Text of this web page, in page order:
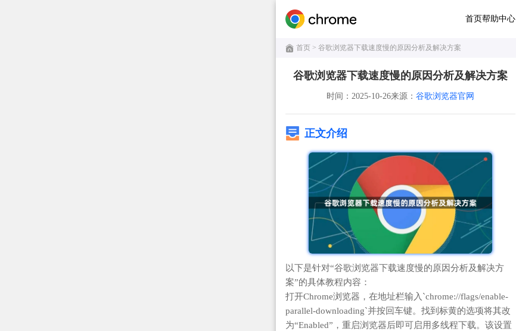
首页帮助中心
首页 > 谷歌浏览器下载速度慢的原因分析及解决方案
谷歌浏览器下载速度慢的原因分析及解决方案
时间：2025-10-26来源： 谷歌浏览器官网
正文介绍
以下是针对“谷歌浏览器下载速度慢的原因分析及解决方
案”的具体教程内容：
打开Chrome浏览器，在地址栏输入`chrome://flags/enable-
parallel-downloading`并按回车键。找到标黄的选项将其改
为“Enabled”，重启浏览器后即可启用多线程下载。该设置